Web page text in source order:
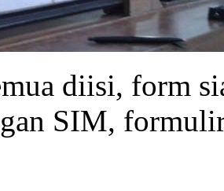
diisi, form
SIM,